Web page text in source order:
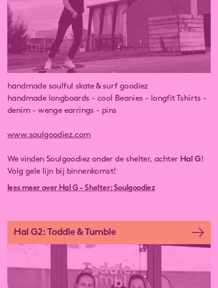
handmade soulful skate & surf goodiez
handmade longboards - cool Beanies - longfit Tshirts -
denim - wenge earrings - pins
www.soulgoodiez.com
We vinden Soulgoodiez onder de shelter, achter Hal G!
Volg gele lijn bij binnenkomst!
lees meer over Hal G - Shelter: Soulgoodiez
Hal G2: Toddle & Tumble